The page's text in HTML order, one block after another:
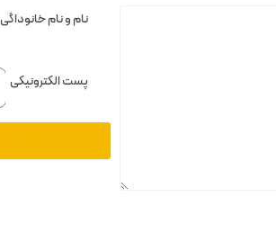
نام و نام خانوداگی
پست الکترونیکی